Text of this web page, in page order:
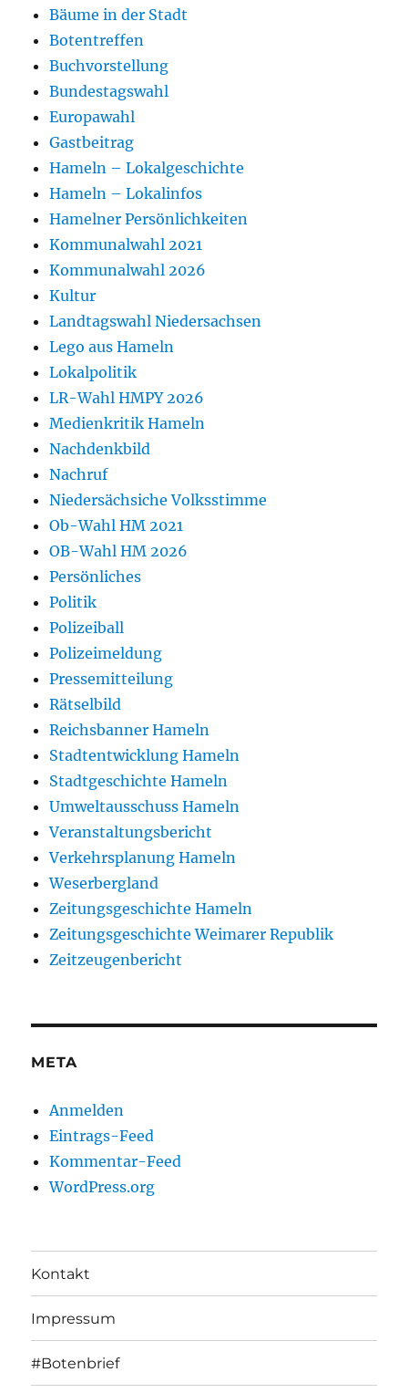
Bäume in der Stadt
Botentreffen
Buchvorstellung
Bundestagswahl
Europawahl
Gastbeitrag
Hameln – Lokalgeschichte
Hameln – Lokalinfos
Hamelner Persönlichkeiten
Kommunalwahl 2021
Kommunalwahl 2026
Kultur
Landtagswahl Niedersachsen
Lego aus Hameln
Lokalpolitik
LR-Wahl HMPY 2026
Medienkritik Hameln
Nachdenkbild
Nachruf
Niedersächsiche Volksstimme
Ob-Wahl HM 2021
OB-Wahl HM 2026
Persönliches
Politik
Polizeiball
Polizeimeldung
Pressemitteilung
Rätselbild
Reichsbanner Hameln
Stadtentwicklung Hameln
Stadtgeschichte Hameln
Umweltausschuss Hameln
Veranstaltungsbericht
Verkehrsplanung Hameln
Weserbergland
Zeitungsgeschichte Hameln
Zeitungsgeschichte Weimarer Republik
Zeitzeugenbericht
META
Anmelden
Eintrags-Feed
Kommentar-Feed
WordPress.org
Kontakt
Impressum
#Botenbrief